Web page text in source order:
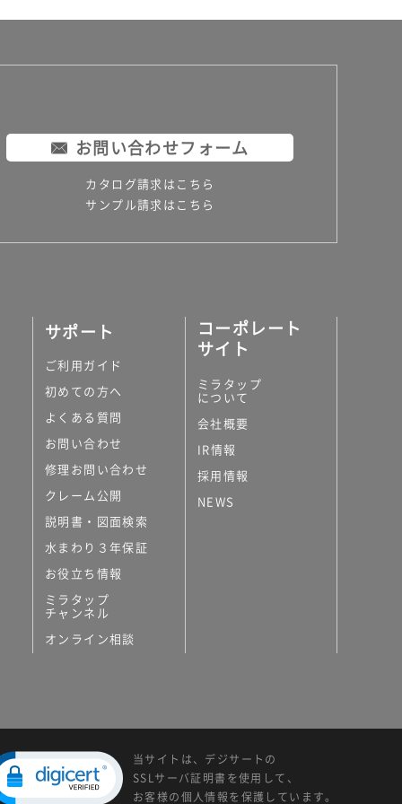
お問い合わせフォーム
カタログ請求はこちら
サンプル請求はこちら
サポート
ご利用ガイド
初めての方へ
よくある質問
お問い合わせ
修理お問い合わせ
クレーム公開
説明書・図面検索
水まわり３年保証
お役立ち情報
ミラタップ
チャンネル
オンライン相談
コーポレート
サイト
ミラタップ
について
会社概要
IR情報
採用情報
NEWS
当サイトは、デジサートの
SSLサーバ証明書を使用して、
お客様の個人情報を保護しています。